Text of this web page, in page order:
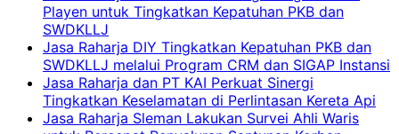
Playen untuk Tingkatkan Kepatuhan PKB dan
SWDKLLJ
Jasa Raharja DIY Tingkatkan Kepatuhan PKB dan
SWDKLLJ melalui Program CRM dan SIGAP Instansi
Jasa Raharja dan PT KAI Perkuat Sinergi
Tingkatkan Keselamatan di Perlintasan Kereta Api
Jasa Raharja Sleman Lakukan Survei Ahli Waris